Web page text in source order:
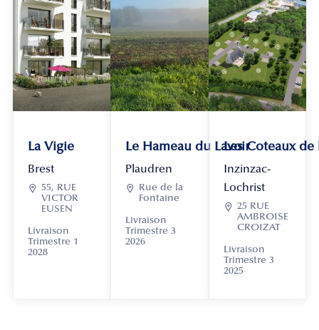
La Vigie
Brest
 55, RUE
VICTOR
EUSEN
Livraison
Trimestre 1
2028
Le Hameau du Lavoir
Plaudren

Rue de la
Fontaine
Livraison
Trimestre 3
2026
Les Coteaux
Inzinzac-
Lochrist
 25 RUE
AMBROISE
CROIZAT
Livraison
Trimestre 3
2025